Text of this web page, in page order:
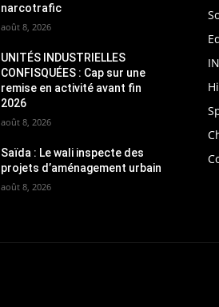
narcotrafic
août 8, 2026
UNITÉS INDUSTRIELLES
CONFISQUÉES : Cap sur une
remise en activité avant fin
2026
août 8, 2026
Saïda : Le wali inspecte des
projets d’aménagement urbain
août 8, 2026